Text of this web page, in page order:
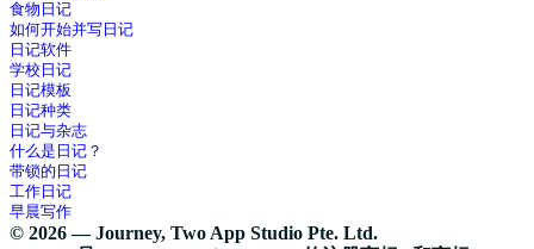
食物日记
如何开始并写日记
日记软件
学校日记
日记模板
日记种类
日记与杂志
什么是日记？
带锁的日记
工作日记
早晨写作
© 2026 — Journey, Two App Studio Pte. Ltd.